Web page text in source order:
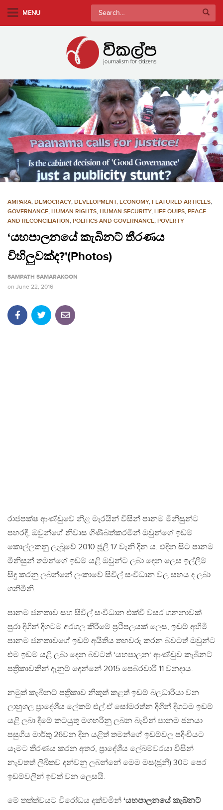
m
a
i
n
c
o
n
t
e
MENU
Search
for:
AMPARA, DEMOCRACY, DEVELOPMENT, ECONOMY, FEATURED ARTICLES,
GOVERNANCE, HUMAN RIGHTS, HUMAN SECURITY, LIFE QUIPS, PEACE
AND RECONCILIATION, POLITICS AND GOVERNANCE, POVERTY
‘යහපාලනයේ කැබිනට් තීරණය
විහිලුවක්ද?'(Photos)
SAMPATH SAMARAKOON
on June 22, 2016
රාජපක්ෂ ආණ්ඩුවේ නිළ මැරයින් විසින් පානම මිනිසුන්ට
පහරදී, ඔවුන්ගේ නිවාස ගිණිබත්කරමින් ඔවුන්ගේ ඉඩම්
කොල්ලකනු ලැබූවේ 2010 ජූලි 17 වැනි දින ය. එදින සිට පානම
මිනිසුන් තමන්ගේ ඉඩම් යළි ඔවුන්ට ලබා දෙන ලෙස ඉල්ලීම්
සිදු කරනු ලබන්නේ ලංකාවේ සිවිල් සංවිධාන වල සහය ද ලබා
ගනිමිනි.
පානම ජනතාව සහ සිවිල් සංවිධාන එක්වී වසර ගනනාවක්
පුරා දිගින් දිගටම අරගල කිරීමේ ප්‍රථිපලයක් ලෙස, ඉඩම් අහිමි
පානම ජනතාවගේ ඉඩම් අයිතිය තහවරු කරන බවටත් ඔවුන්ට
එම ඉඩම් යළි ලබා දෙන බවටත් ‘යහපාලන‘ ආණ්ඩුව කැබිනට්
පත්‍රිකාවකින් දැනුම් දෙන්නේ 2015 පෙබරවාරි 11 වනදාය.
නමුත් කැබිනට් පත්‍රිකාව නිකුත් කළත් ඉඩම් බලධාරියා වන
ලාහුගල ප්‍රාදේශීය ලේකම් එල්.ඒ සෝමරත්න දිගින් දිගටම ඉඩම්
යළි ලබා දීමේ කටයුතු මගහරිනු ලබන බැවින් පානම ජනයා
පසුගිය මාර්තු 26වන දින යළිත් තමන්ගේ ඉඩම්වල පදිංචියට
යෑමට තීරණය කරන අතර, ප්‍රාදේශීය ලේඛම්වරයා විසින්
නැවතත් ලිඛිතව දන්වනු ලබන්නේ මෙම මස(ජූනි) 30ට පෙර
ඉඩම්වලින් ඉවත් වන ලෙසයි.
මේ තත්ත්වයට විරෝධය දක්වමින් ‘යහපාලනයේ කැබ්නට්